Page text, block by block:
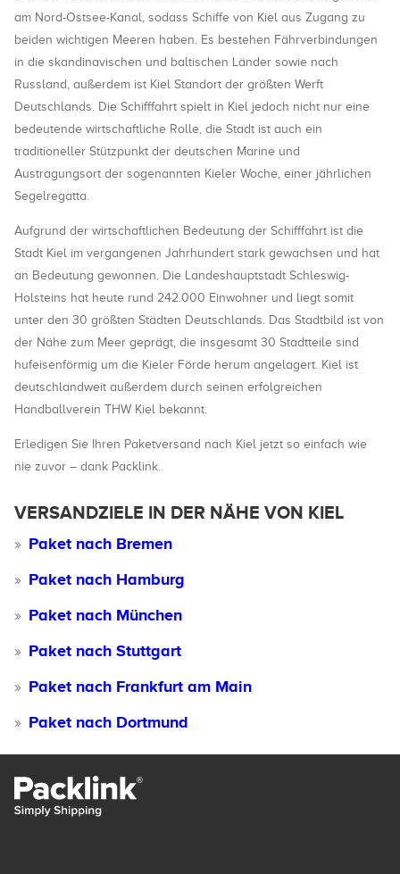
am Nord-Ostsee-Kanal, sodass Schiffe von Kiel aus Zugang zu
beiden wichtigen Meeren haben. Es bestehen Fährverbindungen
in die skandinavischen und baltischen Länder sowie nach
Russland, außerdem ist Kiel Standort der größten Werft
Deutschlands. Die Schifffahrt spielt in Kiel jedoch nicht nur eine
bedeutende wirtschaftliche Rolle, die Stadt ist auch ein
traditioneller Stützpunkt der deutschen Marine und
Austragungsort der sogenannten Kieler Woche, einer jährlichen
Segelregatta.
Aufgrund der wirtschaftlichen Bedeutung der Schifffahrt ist die
Stadt Kiel im vergangenen Jahrhundert stark gewachsen und hat
an Bedeutung gewonnen. Die Landeshauptstadt Schleswig-
Holsteins hat heute rund 242.000 Einwohner und liegt somit
unter den 30 größten Städten Deutschlands. Das Stadtbild ist von
der Nähe zum Meer geprägt, die insgesamt 30 Stadtteile sind
hufeisenförmig um die Kieler Förde herum angelagert. Kiel ist
deutschlandweit außerdem durch seinen erfolgreichen
Handballverein THW Kiel bekannt.
Erledigen Sie Ihren Paketversand nach Kiel jetzt so einfach wie
nie zuvor – dank Packlink.
VERSANDZIELE IN DER NÄHE VON KIEL
Paket nach Bremen
Paket nach Hamburg
Paket nach München
Paket nach Stuttgart
Paket nach Frankfurt am Main
Paket nach Dortmund